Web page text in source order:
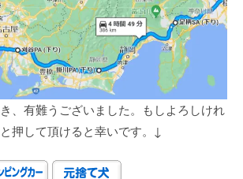
、有難うございました。もしよろしけれ
押して頂けると幸いです。↓